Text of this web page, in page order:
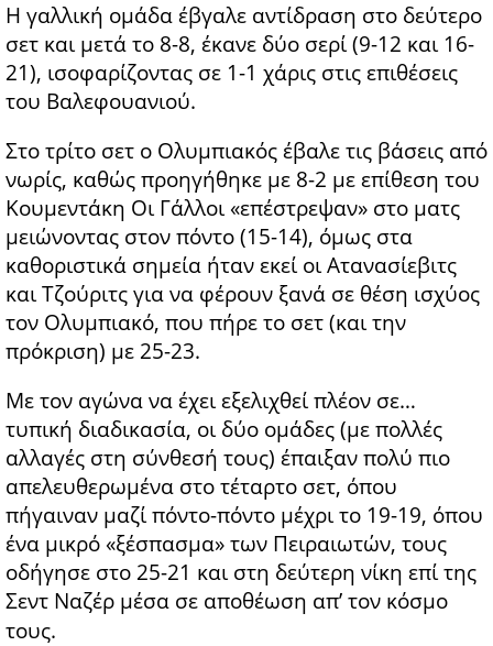
Η γαλλική ομάδα έβγαλε αντίδραση στο δεύτερο
σετ και μετά το 8-8, έκανε δύο σερί (9-12 και 16-
21), ισοφαρίζοντας σε 1-1 χάρις στις επιθέσεις
του Βαλεφουανιού.
Στο τρίτο σετ ο Ολυμπιακός έβαλε τις βάσεις από
νωρίς, καθώς προηγήθηκε με 8-2 με επίθεση του
Κουμεντάκη Οι Γάλλοι «επέστρεψαν» στο ματς
μειώνοντας στον πόντο (15-14), όμως στα
καθοριστικά σημεία ήταν εκεί οι Ατανασίεβιτς
και Τζούριτς για να φέρουν ξανά σε θέση ισχύος
τον Ολυμπιακό, που πήρε το σετ (και την
πρόκριση) με 25-23.
Με τον αγώνα να έχει εξελιχθεί πλέον σε…
τυπική διαδικασία, οι δύο ομάδες (με πολλές
αλλαγές στη σύνθεσή τους) έπαιξαν πολύ πιο
απελευθερωμένα στο τέταρτο σετ, όπου
πήγαιναν μαζί πόντο-πόντο μέχρι το 19-19, όπου
ένα μικρό «ξέσπασμα» των Πειραιωτών, τους
οδήγησε στο 25-21 και στη δεύτερη νίκη επί της
Σεντ Ναζέρ μέσα σε αποθέωση απ’ τον κόσμο
τους.